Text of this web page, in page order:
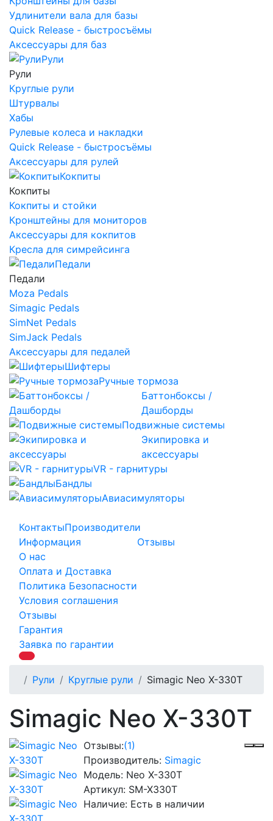
Удлинители вала для базы
Quick Release - быстросъёмы
Аксессуары для баз
Рули
Рули
Круглые рули
Штурвалы
Хабы
Рулевые колеса и накладки
Quick Release - быстросъёмы
Аксессуары для рулей
Кокпиты
Кокпиты
Кокпиты и стойки
Кронштейны для мониторов
Аксессуары для кокпитов
Кресла для симрейсинга
Педали
Педали
Moza Pedals
Simagic Pedals
SimNet Pedals
SimJack Pedals
Аксессуары для педалей
Шифтеры
Ручные тормоза
Баттонбоксы /
Дашборды
Подвижные системы
Экипировка и
аксессуары
VR - гарнитуры
Бандлы
Авиасимуляторы
КонтактыПроизводители
Информация
О нас
Оплата и Доставка
Политика Безопасности
Условия соглашения
Отзывы
Гарантия
Отзывы
Заявка по гарантии
Рули Круглые рули Simagic Neo X-330T
Simagic Neo X-330T
Отзывы:(1)
Производитель: Simagic
Модель: Neo X-330T
Артикул: SM-X330T
Наличие: Есть в наличии